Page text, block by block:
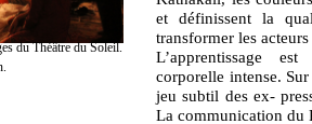
du Théâtre du Soleil.
et définissent la
transformer les
L’apprentissage
corporelle intense.
jeu subtil des ex-
La communication du